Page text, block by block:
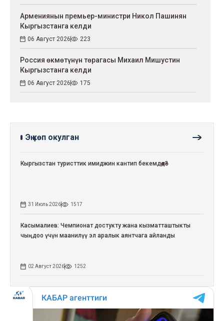
Армениянын премьер-министри Никол Пашинян
Кыргызстанга келди
06 Август 2026 223
Россия өкмөтүнүн төрагасы Михаил Мишустин
Кыргызстанга келди
06 Август 2026 175
Эң көп окулган
Кыргызстан туристтик имиджин кантип бекемдөөдө?
31 Июль 2026 1517
Касымалиев: Чемпионат достукту жана кызматташтыкты
чыңдоо үчүн маанилүү эл аралык аянтчага айланды
02 Август 2026 1252